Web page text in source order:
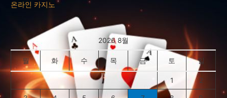
온라인 카지노
2026 8월
월 화 수 목 금 토 일
1 2